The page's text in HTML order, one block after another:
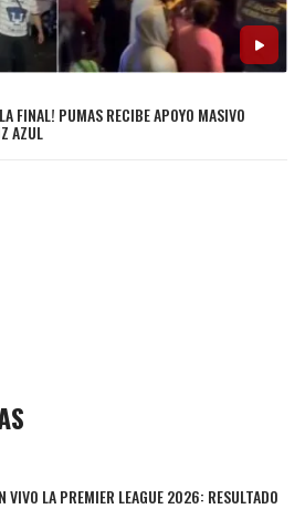
FINAL! PUMAS RECIBE APOYO MASIVO
AZUL
VIVO LA PREMIER LEAGUE 2026: RESULTADO